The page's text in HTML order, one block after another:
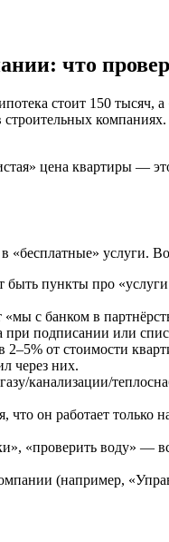
что
стоит 150 тысяч,
цена квартиры —
услуги.
пункты про
с банком в
подписании или
2–5% от стоимости
через них.
канализации/
он работает
«проверить воду» —
(например,